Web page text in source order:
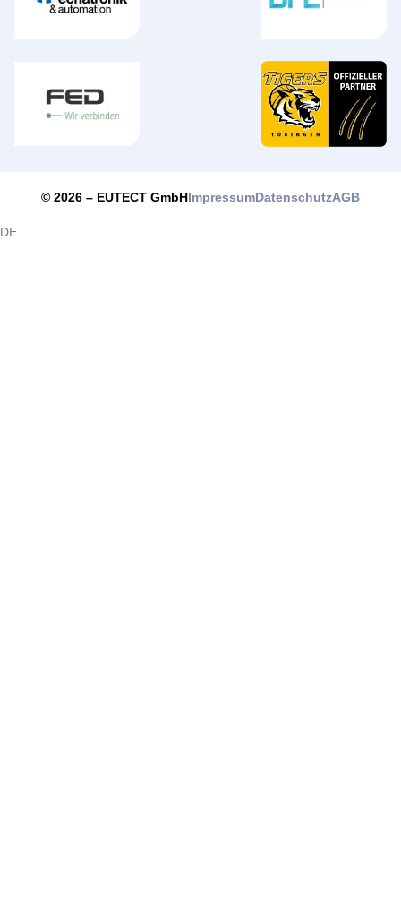
© 2026 – EUTECT GmbHImpressumDatenschutzAGB
DE